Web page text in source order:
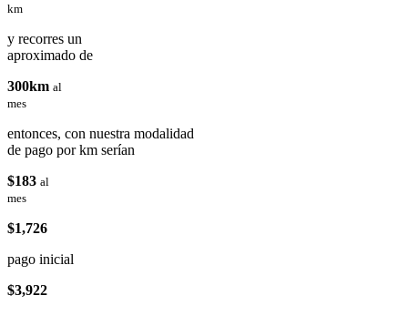
km
y recorres un
aproximado de
300km al
mes
entonces, con nuestra modalidad
de pago por km serían
$183 al
mes
$1,726
pago inicial
$3,922